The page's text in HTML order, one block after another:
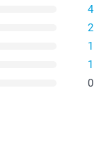
4
2
1
1
0